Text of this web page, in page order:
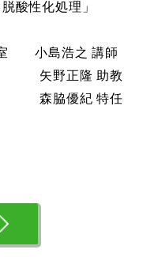
性化処理」
小島浩之 講師
助教
特任